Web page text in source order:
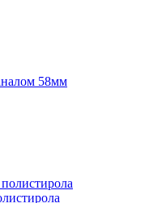
58мм